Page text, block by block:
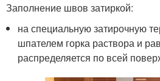
Заполнение швов затиркой:
на специальную затирочную
шпателем горка раствора и
распределяется по всей